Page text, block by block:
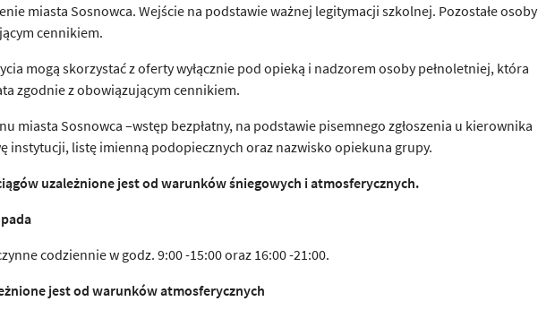
miasta Sosnowca. Wejście na podstawie ważnej legitymacji szkolnej. Pozostałe osoby
cennikiem.
mogą skorzystać z oferty wyłącznie pod opieką i nadzorem osoby pełnoletniej, która
zgodnie z obowiązującym cennikiem.
miasta Sosnowca –wstęp bezpłatny, na podstawie pisemnego zgłoszenia u kierownika
instytucji, listę imienną podopiecznych oraz nazwisko opiekuna grupy.
ągów uzależnione jest od warunkówśniegowych i atmosferycznych.
codziennie w godz. 9:00 -15:00 oraz 16:00 -21:00.
żnione jest od warunków atmosferycznych